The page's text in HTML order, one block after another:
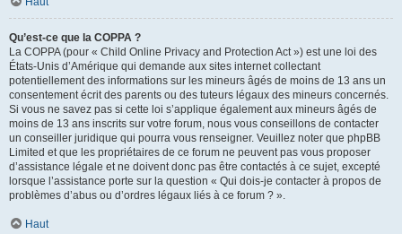
Qu’est-ce que la COPPA ?
La COPPA (pour « Child Online Privacy and Protection Act ») est une loi des
États-Unis d’Amérique qui demande aux sites internet collectant
potentiellement des informations sur les mineurs âgés de moins de 13 ans un
consentement écrit des parents ou des tuteurs légaux des mineurs concernés.
Si vous ne savez pas si cette loi s’applique également aux mineurs âgés de
moins de 13 ans inscrits sur votre forum, nous vous conseillons de contacter
un conseiller juridique qui pourra vous renseigner. Veuillez noter que phpBB
Limited et que les propriétaires de ce forum ne peuvent pas vous proposer
d’assistance légale et ne doivent donc pas être contactés à ce sujet, excepté
lorsque l’assistance porte sur la question « Qui dois-je contacter à propos de
problèmes d’abus ou d’ordres légaux liés à ce forum ? ».
Haut